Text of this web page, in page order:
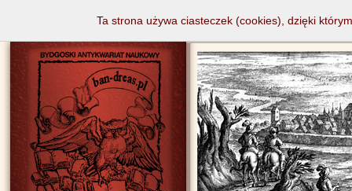
Ta strona używa ciasteczek (cookies), dzięki